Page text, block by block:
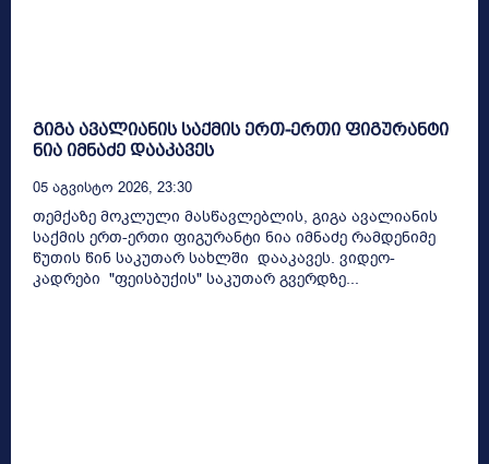
გიგა ავალიანის საქმის ერთ-ერთი ფიგურანტი
ნია იმნაძე დააკავეს
05 Აგვისტო 2026, 23:30
თემქაზე მოკლული მასწავლებლის, გიგა ავალიანის
საქმის ერთ-ერთი ფიგურანტი ნია იმნაძე რამდენიმე
წუთის წინ საკუთარ სახლში დააკავეს. ვიდეო-
კადრები "ფეისბუქის" საკუთარ გვერდზე...